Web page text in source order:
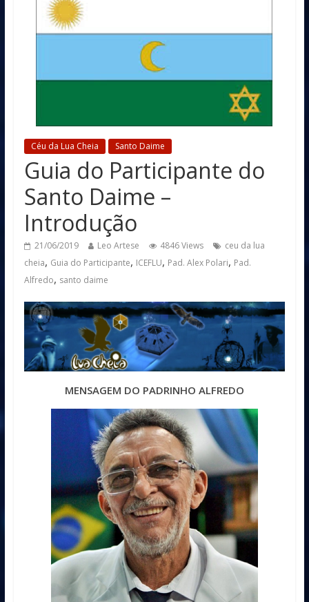
Céu da Lua Cheia Santo Daime
Guia do Participante do
Santo Daime –
Introdução
21/06/2019 Leo Artese 4846 Views
ceu da lua
cheia, Guia do Participante, ICEFLU, Pad. Alex Polari, Pad.
Alfredo, santo daime
MENSAGEM DO PADRINHO ALFREDO